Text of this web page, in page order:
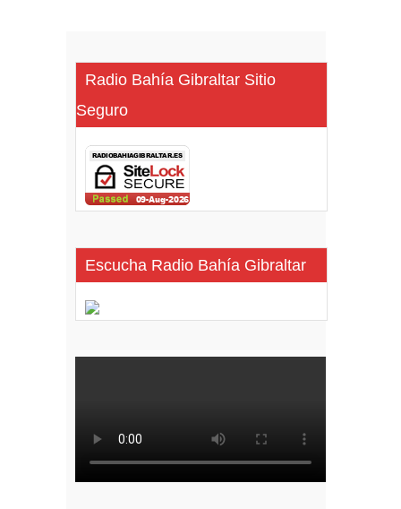
Radio Bahía Gibraltar Sitio
Seguro
Escucha Radio Bahía Gibraltar